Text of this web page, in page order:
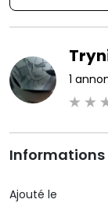
1
Informations
Ajouté le